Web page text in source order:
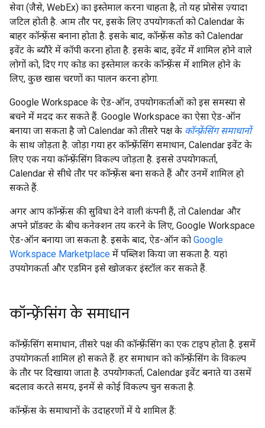
सेवा (जैसे, WebEx) का इस्तेमाल करना चाहता है, तो यह प्रोसेस ज़्यादा
जटिल होती है. आम तौर पर, इसके लिए उपयोगकर्ता को Calendar के
बाहर कॉन्फ़्रेंस बनाना होता है. इसके बाद, कॉन्फ़्रेंस कोड को Calendar
इवेंट के ब्यौरे में कॉपी करना होता है. इसके बाद, इवेंट में शामिल होने वाले
लोगों को, दिए गए कोड का इस्तेमाल करके कॉन्फ़्रेंस में शामिल होने के
लिए, कुछ खास चरणों का पालन करना होगा.
Google Workspace के ऐड-ऑन, उपयोगकर्ताओं को इस समस्या से
बचने में मदद कर सकते हैं. Google Workspace का ऐसा ऐड-ऑन
बनाया जा सकता है जो Calendar को तीसरे पक्ष के कॉन्फ़्रेंसिंग समाधानों
के साथ जोड़ता है. जोड़ा गया हर कॉन्फ़्रेंसिंग समाधान, Calendar इवेंट के
लिए एक नया कॉन्फ़्रेंसिंग विकल्प जोड़ता है. इससे उपयोगकर्ता,
Calendar से सीधे तौर पर कॉन्फ़्रेंस बना सकते हैं और उनमें शामिल हो
सकते हैं.
अगर आप कॉन्फ़्रेंस की सुविधा देने वाली कंपनी हैं, तो Calendar और
अपने प्रॉडक्ट के बीच कनेक्शन तय करने के लिए, Google Workspace
ऐड-ऑन बनाया जा सकता है. इसके बाद, ऐड-ऑन को Google
Workspace Marketplace में पब्लिश किया जा सकता है. यहां
उपयोगकर्ता और एडमिन इसे खोजकर इंस्टॉल कर सकते हैं.
कॉन्फ़्रेंसिंग के समाधान
कॉन्फ़्रेंसिंग समाधान, तीसरे पक्ष की कॉन्फ़्रेंसिंग का एक टाइप होता है. इसमें
उपयोगकर्ता शामिल हो सकते हैं. हर समाधान को कॉन्फ़्रेंसिंग के विकल्प
के तौर पर दिखाया जाता है. उपयोगकर्ता, Calendar इवेंट बनाते या उसमें
बदलाव करते समय, इनमें से कोई विकल्प चुन सकता है.
कॉन्फ़्रेंस के समाधानों के उदाहरणों में ये शामिल हैं: